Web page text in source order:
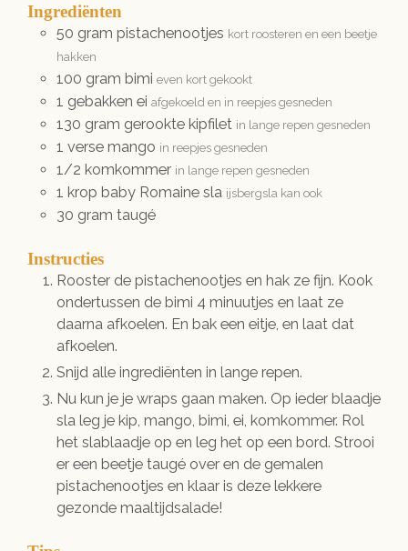
Ingrediënten
50 gram pistachenootjes kort roosteren en een beetje
hakken
100 gram bimi even kort gekookt
1 gebakken ei afgekoeld en in reepjes gesneden
130 gram gerookte kipfilet in lange repen gesneden
1 verse mango in reepjes gesneden
1/2 komkommer in lange repen gesneden
1 krop baby Romaine sla ijsbergsla kan ook
30 gram taugé
Instructies
Rooster de pistachenootjes en hak ze fijn. Kook
ondertussen de bimi 4 minuutjes en laat ze
daarna afkoelen. En bak een eitje, en laat dat
afkoelen.
Snijd alle ingrediënten in lange repen.
Nu kun je je wraps gaan maken. Op ieder blaadje
sla leg je kip, mango, bimi, ei, komkommer. Rol
het slablaadje op en leg het op een bord. Strooi
er een beetje taugé over en de gemalen
pistachenootjes en klaar is deze lekkere
gezonde maaltijdsalade!